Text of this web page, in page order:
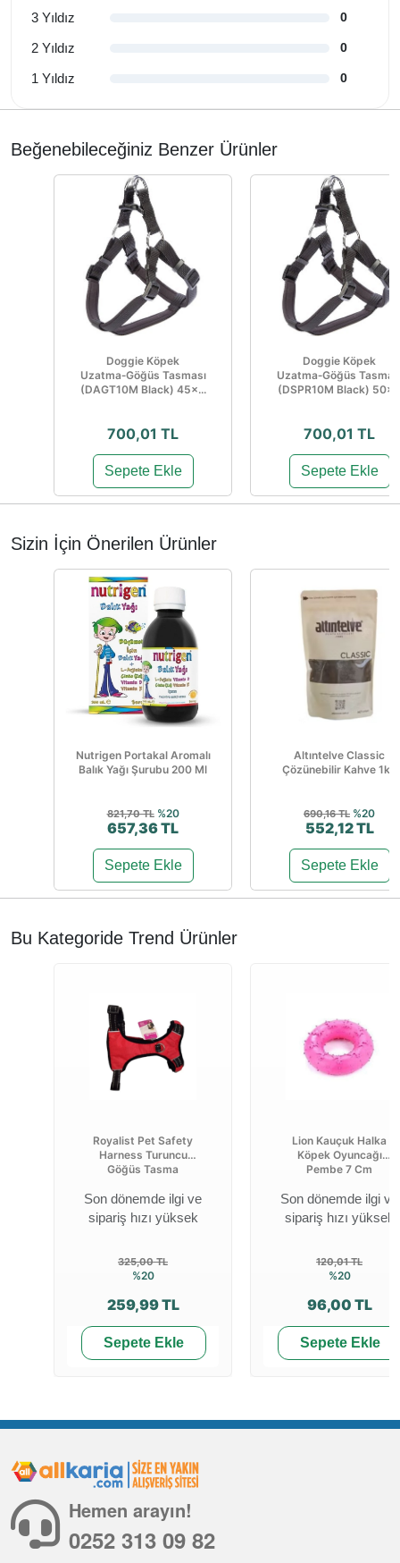
3 Yıldız 0
2 Yıldız 0
1 Yıldız 0
Beğenebileceğiniz Benzer Ürünler
Doggie Köpek
Uzatma‑Göğüs Tasması
(DAGT10M Black) 45×...
700,01 TL
Sepete Ekle
Doggie Köpek
Uzatma‑Göğüs
(DSPR10M Black)
700,01 TL
Sepete Ekle
Sizin İçin Önerilen Ürünler
Nutrigen Portakal Aromalı
Balık Yağı Şurubu 200 Ml
821,70 TL %20
657,36 TL
Sepete Ekle
Altıntelve Classic
Çözünebilir Kahve 1kg
690,16 TL %20
552,12 TL
Sepete Ekle
Bu Kategoride Trend Ürünler
Royalist Pet Safety
Harness Turuncu
Göğüs Tasma
Son dönemde ilgi ve
sipariş hızı yüksek
325,00 TL
%20
259,99 TL
Sepete Ekle
Lion Kauçuk Halka
Köpek Oyuncağı
Pembe 7 Cm
Son dönemde ilgi ve
sipariş hızı yüksek
120,01 TL
%20
96,00 TL
Sepete Ekle
Hemen arayın!
0252 313 09 82